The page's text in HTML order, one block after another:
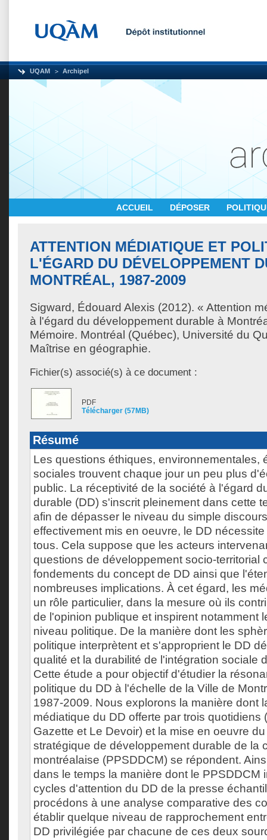
UQAM Archipel
ACCUEIL DÉPOSER
ATTENTION MÉDIATIQUE ET
L'ÉGARD DU DÉVELOPPEMENT
MONTRÉAL, 1987-2009
Sigward, Édouard Alexis (2012). « Attention
à l'égard du développement durable à
Mémoire. Montréal (Québec), Université du
Maîtrise en géographie.
Fichier(s) associé(s) à ce document :
PDF
Télécharger (57MB)
Résumé
Les questions éthiques, environnementales,
sociales trouvent chaque jour un peu plus
public. La réceptivité de la société à l'égard
durable (DD) s'inscrit pleinement dans cette
afin de dépasser le niveau du simple
effectivement mis en oeuvre, le DD
tous. Cela suppose que les acteurs
questions de développement socio-territorial
fondements du concept de DD ainsi que
nombreuses implications. À cet égard, les
un rôle particulier, dans la mesure où ils
de l'opinion publique et inspirent notamment
niveau politique. De la manière dont les
politique interprètent et s'approprient le DD
qualité et la durabilité de l'intégration sociale
Cette étude a pour objectif d'étudier la
politique du DD à l'échelle de la Ville de
1987-2009. Nous explorons la manière dont
médiatique du DD offerte par trois quotidiens
Gazette et Le Devoir) et la mise en oeuvre
stratégique de développement durable de la
montréalaise (PPSDDCM) se répondent.
dans le temps la manière dont le PPSDDCM
cycles d'attention du DD de la presse
procédons à une analyse comparative des
établir quelque niveau de rapprochement
DD privilégiée par chacune de ces deux